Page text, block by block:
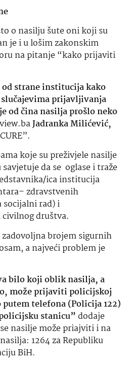
o nasilju šute oni koji su
je i u lošim zakonskim
na pitanje “kako prijaviti
strane institucija kako
prijavljivanja
od čina nasilja prošlo neko
Jadranka Milićević,
koje su preživjele nasilje
da se oglase i traže
ica institucija
zdravstvenih
socijalni rad) i
društva.
zadovoljna brojem sigurnih
a najveći problem je
bilo koji oblik nasilja, a
može prijaviti policijskoj
telefona (Policija 122)
stanicu”dodaje
nasilje može priajviti i na
1264 za Republiku
BiH.